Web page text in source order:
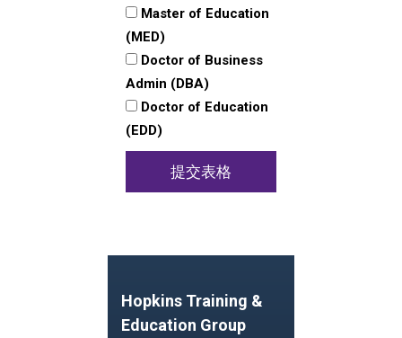
Master of Education
(MED)
Doctor of Business
Admin (DBA)
Doctor of Education
(EDD)
提交表格
Hopkins Training &
Education Group